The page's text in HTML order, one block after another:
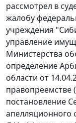
рассмотрел в
жалобу
учреждения
управление
Министерства
определение
области от
правопреемстве
постановление
апелляционного